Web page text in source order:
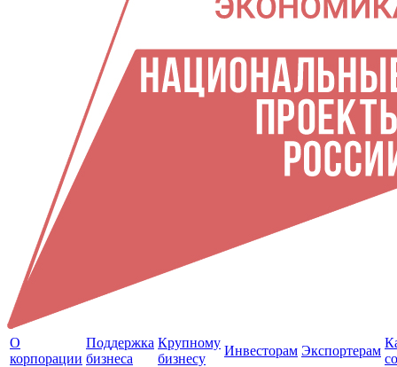
О
корпорации
Поддержка
бизнеса
Крупному
бизнесу
Инвесторам Экспортерам